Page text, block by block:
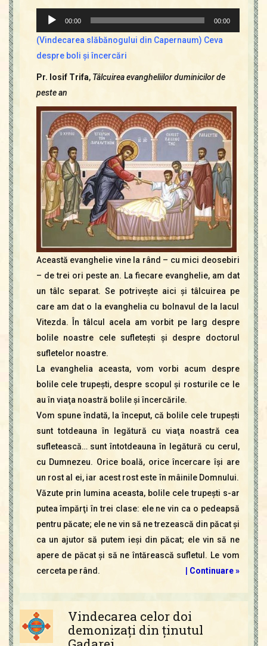
Player
audio
00:00 00:00
(Vindecarea slăbănogului din Capernaum) Ceva
despre boli şi încercări
Pr. Iosif Trifa, Tâlcuirea evangheliilor duminicilor de
peste an
Această evanghelie vine la rând – cu mici deosebiri
– de trei ori peste an. La fiecare evanghelie, am dat
un tâlc separat. Se potriveşte aici şi tâlcuirea pe
care am dat o la evanghelia cu bolnavul de la lacul
Vitezda. În tâlcul acela am vorbit pe larg despre
bolile noastre cele sufleteşti şi despre doctorul
sufletelor noastre.
La evanghelia aceasta, vom vorbi acum despre
bolile cele trupeşti, despre scopul şi rosturile ce le
au în viaţa noastră bolile şi încercările.
Vom spune îndată, la început, că bolile cele trupeşti
sunt totdeauna în legătură cu viaţa noastră cea
sufletească… sunt întotdeauna în legătură cu cerul,
cu Dumnezeu. Orice boală, orice încercare îşi are
un rost al ei, iar acest rost este în mâinile Domnului.
Văzute prin lumina aceasta, bolile cele trupeşti s-ar
putea împărţi în trei clase: ele ne vin ca o pedeapsă
pentru păcate; ele ne vin să ne trezească din păcat şi
ca un ajutor să putem ieşi din păcat; ele vin să ne
apere de păcat şi să ne întărească sufletul. Le vom
cerceta pe rând.
Continuare »
Vindecarea celor doi
demonizaţi din ţinutul